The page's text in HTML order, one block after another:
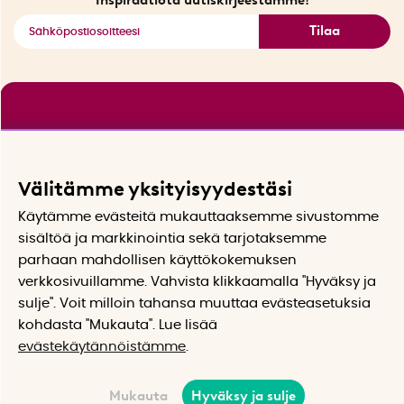
Tilaa
Välitämme yksityisyydestäsi
Käytämme evästeitä mukauttaaksemme sivustomme
sisältöä ja markkinointia sekä tarjotaksemme
parhaan mahdollisen käyttökokemuksen
verkkosivuillamme. Vahvista klikkaamalla "Hyväksy ja
sulje". Voit milloin tahansa muuttaa evästeasetuksia
kohdasta "Mukauta". Lue lisää
evästekäytännöistämme
Mukauta Hyväksy ja sulje